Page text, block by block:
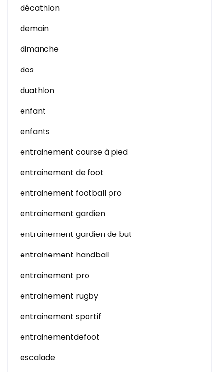
décathlon
demain
dimanche
dos
duathlon
enfant
enfants
entrainement course à pied
entrainement de foot
entrainement football pro
entrainement gardien
entrainement gardien de but
entrainement handball
entrainement pro
entrainement rugby
entrainement sportif
entrainementdefoot
escalade